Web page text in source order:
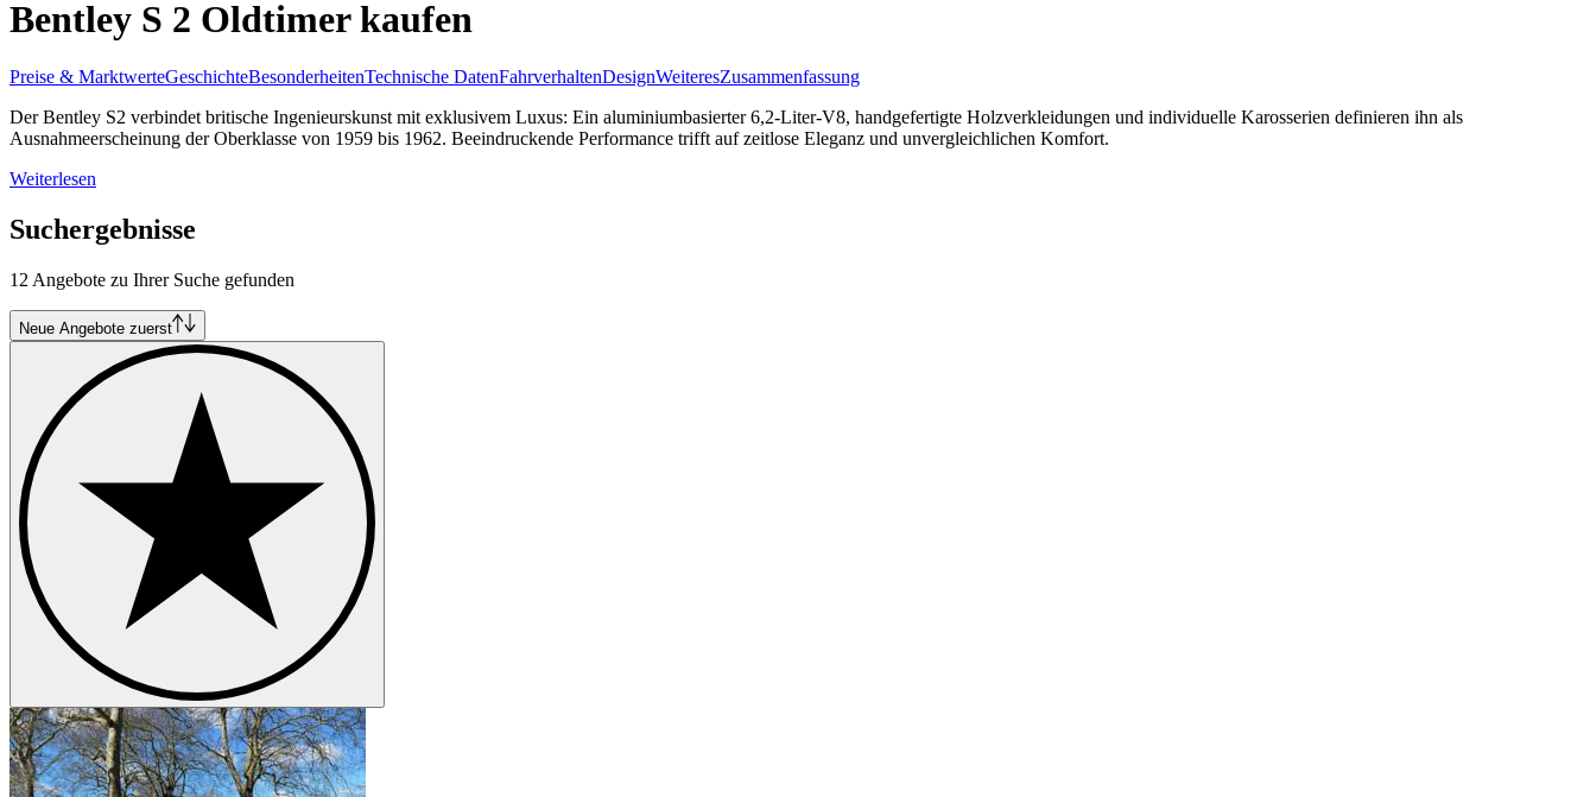
Bentley S 2 Oldtimer kaufen
Preise & MarktwerteGeschichteBesonderheitenTechnische DatenFahrverhaltenDesignWeiteresZusammenfassung
Der Bentley S2 verbindet britische Ingenieurskunst mit exklusivem Luxus: Ein aluminiumbasierter 6,2-Liter-V8, handgefertigte Holzverkleidungen und individuelle Karosserien definieren ihn als
Ausnahmeerscheinung der Oberklasse von 1959 bis 1962. Beeindruckende Performance trifft auf zeitlose Eleganz und unvergleichlichen Komfort.
Weiterlesen
Suchergebnisse
12 Angebote zu Ihrer Suche gefunden
Neue Angebote zuerst